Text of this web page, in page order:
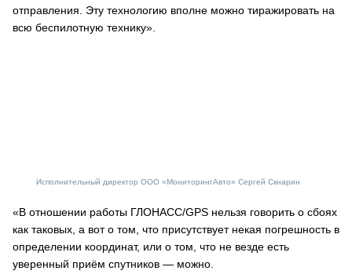
отправления. Эту технологию вполне можно тиражировать на
всю беспилотную технику».
Исполнительный директор ООО «МониторингАвто» Сергей Скнарин
«В отношении работы ГЛОНАСС/GPS нельзя говорить о сбоях
как таковых, а вот о том, что присутствует некая погрешность в
определении координат, или о том, что не везде есть
уверенный приём спутников — можно.